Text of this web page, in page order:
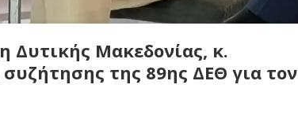
Δυτικής Μακεδονίας, κ.
της 89ης ΔΕΘ για τον